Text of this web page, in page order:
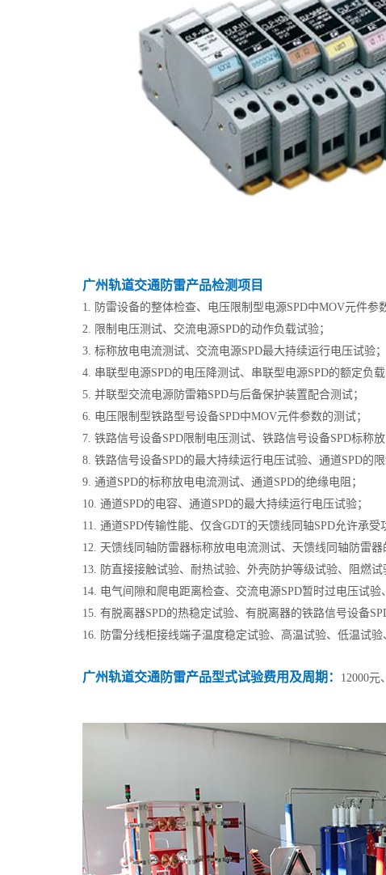
广州轨道交通防雷产品检测项目
1. 防雷设备的整体检查、电压限制型电源SPD中MOV元件参
2. 限制电压测试、交流电源SPD的动作负载试验；
3. 标称放电电流测试、交流电源SPD最大持续运行电压试验；
4. 串联型电源SPD的电压降测试、串联型电源SPD的额定负载
5. 并联型交流电源防雷箱SPD与后备保护装置配合测试；
6. 电压限制型铁路型号设备SPD中MOV元件参数的测试；
7. 铁路信号设备SPD限制电压测试、铁路信号设备SPD标称放
8. 铁路信号设备SPD的最大持续运行电压试验、通道SPD的限
9. 通道SPD的标称放电电流测试、通道SPD的绝缘电阻；
10. 通道SPD的电容、通道SPD的最大持续运行电压试验；
11. 通道SPD传输性能、仅含GDT的天馈线同轴SPD允许承受
12. 天馈线同轴防雷器标称放电电流测试、天馈线同轴防雷器
13. 防直接接触试验、耐热试验、外壳防护等级试验、阻燃试
14. 电气间隙和爬电距离检查、交流电源SPD暂时过电压试验
15. 有脱离器SPD的热稳定试验、有脱离器的铁路信号设备
16. 防雷分线柜接线端子温度稳定试验、高温试验、低温试验
广州轨道交通防雷产品型式试验费用及周期： 12000元